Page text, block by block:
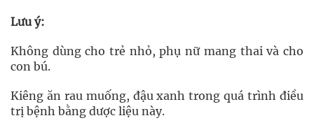
Lưu ý:
Không dùng cho trẻ nhỏ, phụ nữ mang thai và cho
con bú.
Kiêng ăn rau muống, đậu xanh trong quá trình điều
trị bệnh bằng dược liệu này.